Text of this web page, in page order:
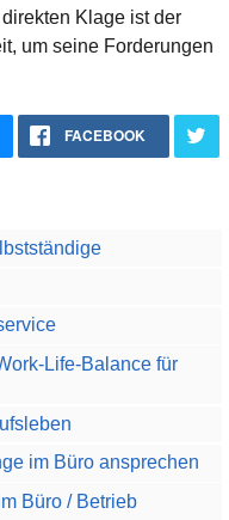
Klage ist der
um seine Forderungen
FACEBOOK
Life-Balance für
im Büro ansprechen
Büro / Betrieb